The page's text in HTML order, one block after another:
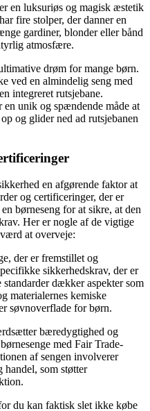
en luksuriøs og magisk æstetik
fire stolper, der danner en
gardiner, blonder eller bånd
atmosfære.
drøm for mange børn.
ved en almindelig seng med
integreret rutsjebane.
en unik og spændende måde at
og glider ned ad rutsjebanen
en afgørende faktor at
og certificeringer, der er
børneseng for at sikre, at den
Her er nogle af de vigtige
at overveje:
der er fremstillet og
sikkerhedskrav, der er
dækker aspekter som
materialernes kemiske
søvnoverflade for børn.
bæredygtighed og
med Fair Trade-
af sengen involverer
som støtter
du kan faktisk slet ikke købe